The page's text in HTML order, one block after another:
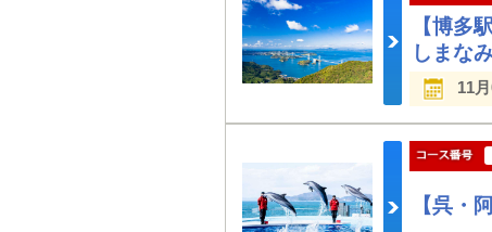
【博多
しまな
11
【呉・